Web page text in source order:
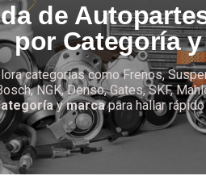
de
por Categoría
categorías como Frenos,
NGK, Denso, Gates, SKF,
ymarcapara hallar